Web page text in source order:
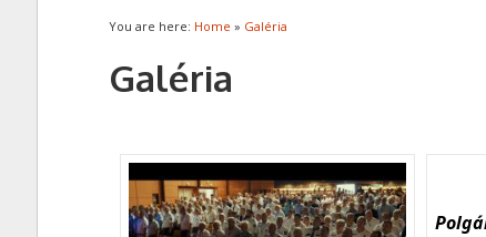
You are here: Home » Galéria
Galéria